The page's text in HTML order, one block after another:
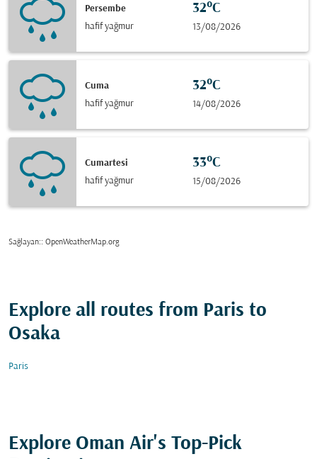
Persembe
hafif yağmur
32°C
13/08/2026
Cuma
hafif yağmur
32°C
14/08/2026
Cumartesi
hafif yağmur
33°C
15/08/2026
Sağlayan:: OpenWeatherMap.org
Explore all routes from Paris to
Osaka
Paris
Explore Oman Air's Top-Pick